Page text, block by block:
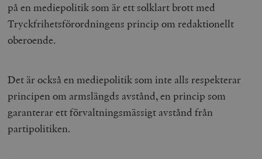
på en mediepolitik som är ett solklart brott med
Tryckfrihetsförordningens princip om redaktionellt
oberoende.
Det är också en mediepolitik som inte alls respekterar
principen om armslängds avstånd, en princip som
garanterar ett förvaltningsmässigt avstånd från
partipolitiken.